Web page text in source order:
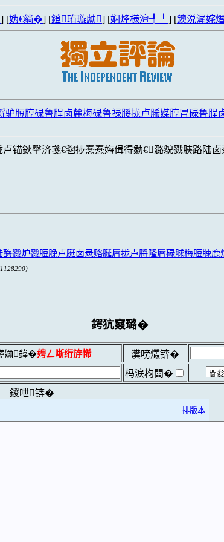
] [妫€绱�] [鐙珛璇勮] [娴烽様澶╃┖] [鐭涚浘姹
驴脰脝碌鲁脭卤麓梅碌鲁禄脮拢卢脪媒脝冒碌鲁
锚鈥撀济戔€毱捗惷惷娒偮得勨€潞貌戮脥路陆卤
戮炉戮脰脕卢脡卤录赂脠脣拢卢脟隆脣碌脙梅脰脨
鍔犺窡璐�
嬭鍏�娉ㄥ唽绗斿悕
瀵嗙爜锛�
杩涙枃闆�
鍐呭锛�
排版本